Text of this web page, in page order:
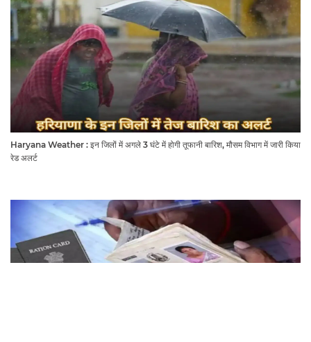
Haryana Weather : इन जिलों में अगले 3 घंटे में होगी तूफानी बारिश, मौसम विभाग में जारी किया
रेड अलर्ट